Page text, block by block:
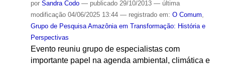
por Sandra Codo — publicado29/10/2013 — última
modificação04/06/2025 13:44 — registrado em: O Comum,
Grupo de Pesquisa Amazônia em Transformação: História e
Perspectivas
Evento reuniu grupo de especialistas com
importante papel na agenda ambiental, climática e